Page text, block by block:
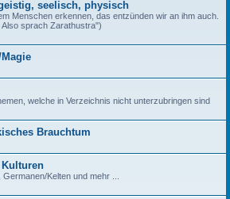
seelisch, physisch
Menschen erkennen, das entzünden wir an ihm auch.
sprach Zarathustra")
welche in Verzeichnis nicht unterzubringen sind
Brauchtum
Kelten und mehr ...